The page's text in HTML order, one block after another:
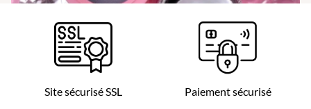
Site sécurisé SSL Paiement sécurisé